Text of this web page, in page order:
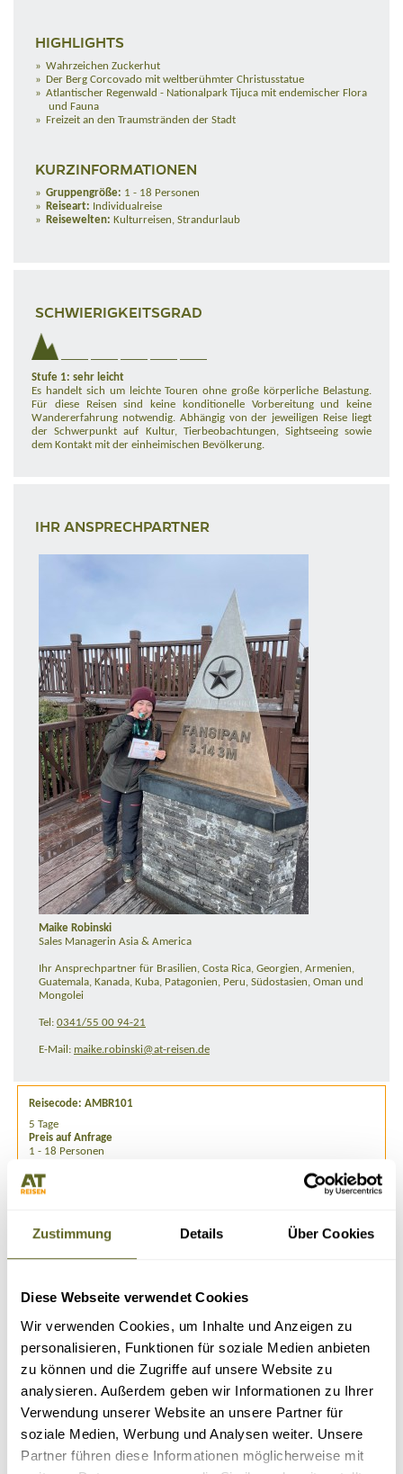
Zustimmung Details Über Cookies
Diese Webseite verwendet Cookies
Wir verwenden Cookies, um Inhalte und Anzeigen zu
personalisieren, Funktionen für soziale Medien anbieten
zu können und die Zugriffe auf unsere Website zu
analysieren. Außerdem geben wir Informationen zu Ihrer
Verwendung unserer Website an unsere Partner für
soziale Medien, Werbung und Analysen weiter. Unsere
Partner führen diese Informationen möglicherweise mit
HIGHLIGHTS
Wahrzeichen Zuckerhut
Der Berg Corcovado mit weltberühmter Christusstatue
Atlantischer Regenwald - Nationalpark Tijuca mit endemischer Flora
und Fauna
Freizeit an den Traumstränden der Stadt
KURZINFORMATIONEN
Gruppengröße: 1 - 18 Personen
Reiseart: Individualreise
Reisewelten: Kulturreisen, Strandurlaub
SCHWIERIGKEITSGRAD
Stufe 1: sehr leicht
Es handelt sich um leichte Touren ohne große körperliche Belastung.
Für diese Reisen sind keine konditionelle Vorbereitung und keine
Wandererfahrung notwendig. Abhängig von der jeweiligen Reise liegt
der Schwerpunkt auf Kultur, Tierbeobachtungen, Sightseeing sowie
dem Kontakt mit der einheimischen Bevölkerung.
IHR ANSPRECHPARTNER
Maike Robinski
Sales Managerin Asia & America
Ihr Ansprechpartner für Brasilien, Costa Rica, Georgien, Armenien,
Guatemala, Kanada, Kuba, Patagonien, Peru, Südostasien, Oman und
Mongolei
Tel: 0341/55 00 94-21
E-Mail: maike.robinski@at-reisen.de
Reisecode: AMBR101
5 Tage
Preis auf Anfrage
1 - 18 Personen
ÄHNLICHE REISEN, VERLÄNGERUNGEN &
ZUSATZPROGRAMME
beliebter
Klassiker